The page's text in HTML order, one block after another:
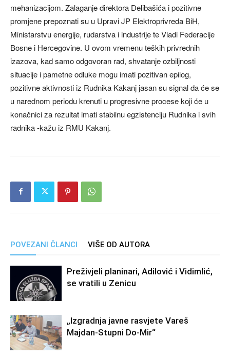
mehanizacijom. Zalaganje direktora Delibašića i pozitivne
promjene prepoznati su u Upravi JP Elektroprivreda BiH,
Ministarstvu energije, rudarstva i industrije te Vladi Federacije
Bosne i Hercegovine. U ovom vremenu teških privrednih
izazova, kad samo odgovoran rad, shvatanje ozbiljnosti
situacije i pametne odluke mogu imati pozitivan epilog,
pozitivne aktivnosti iz Rudnika Kakanj jasan su signal da će se
u narednom periodu krenuti u progresivne procese koji će u
konačnici za rezultat imati stabilnu egzistenciju Rudnika i svih
radnika -kažu iz RMU Kakanj.
POVEZANI ČLANCI VIŠE OD AUTORA
Preživjeli planinari, Adilović i Vidimlić,
se vratili u Zenicu
„Izgradnja javne rasvjete Vareš
Majdan-Stupni Do-Mir“